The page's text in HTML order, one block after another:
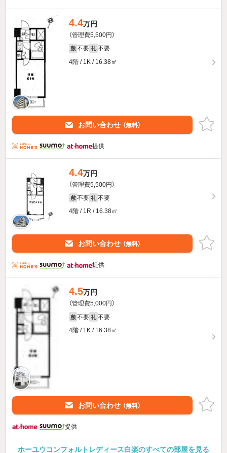
4.4万円
（管理費5,500円）
敷 不要 礼 不要
4階 / 1K / 16.38㎡
お問い合わせ （無料）
提供
4.4万円
（管理費5,500円）
敷 不要 礼 不要
4階 / 1R / 16.38㎡
お問い合わせ （無料）
提供
4.5万円
（管理費5,000円）
敷 不要 礼 不要
4階 / 1K / 16.38㎡
お問い合わせ （無料）
提供
ホーユウコンフォルトレディース白楽のすべての部屋を見る